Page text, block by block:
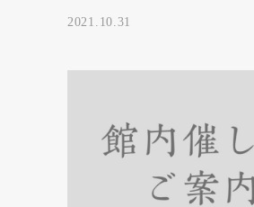
2021.10.31